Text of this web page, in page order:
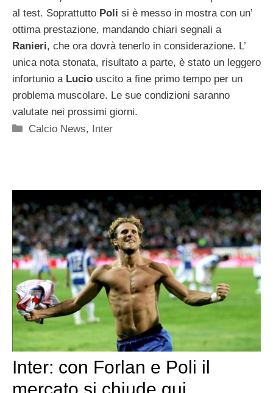
al test. Soprattutto Poli si è messo in mostra con un’
ottima prestazione, mandando chiari segnali a
Ranieri, che ora dovrà tenerlo in considerazione. L’
unica nota stonata, risultato a parte, è stato un leggero
infortunio a Lucio uscito a fine primo tempo per un
problema muscolare. Le sue condizioni saranno
valutate nei prossimi giorni.
Categorie
Calcio News, Inter
Inter: con Forlan e Poli il